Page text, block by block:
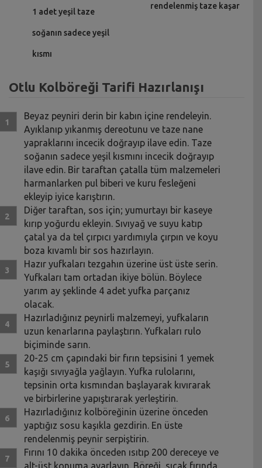
1 adet yeşil taze
soğanın sadece yeşil
kısmı
rendelenmiş taze kaşar
Otlu Kolböreği Tarifi Hazırlanışı
Beyaz peyniri derin bir kabın içine rendeleyin.
Ayıklanıp yıkanmış dereotunu ve taze nane
yapraklarını incecik doğrayıp ilave edin. Taze
soğanın sadece yeşil kısmını incecik doğrayıp
ilave edin. Bir taraftan çatalla tüm malzemeleri
harmanlarken pul biberi ve kuru fesleğeni
ekleyip iyice karıştırın.
Diğer taraftan, sos için; yumurtayı bir kaseye
kırıp yoğurdu ekleyin. Sıvıyağ ve suyu katıp
çatal ya da tel çırpıcı yardımıyla çırpın ve koyu
boza kıvamlı bir sos hazırlayın.
Hazır yufkaları tezgahın üzerine üst üste serin.
Yufkaları tam ortadan ikiye bölün. Böylece
yarım ay şeklinde 4 adet yufka parçanız
olacak.
Hazırladığınız peynirli malzemeyi, yufkaların
uzun kenarlarına paylaştırın. Yufkaları rulo
biçiminde sarın.
20-25 cm çapındaki bir fırın tepsisini 1 yemek
kaşığı sıvıyağla yağlayın. Yufka rulolarını,
tepsinin orta kısmından başlayarak kıvırarak
ve birbirlerine yapıştırarak yerleştirin.
Hazırladığınız kolböreğinin üzerine önceden
yaptığız sosu kaşıkla gezdirin. En üste
rendelenmiş peynir serpiştirin.
Fırını 10 dakika önceden ısıtıp 200 dereceye ve
alt-üst konuma ayarlayın. Böreği, sıcak fırında,